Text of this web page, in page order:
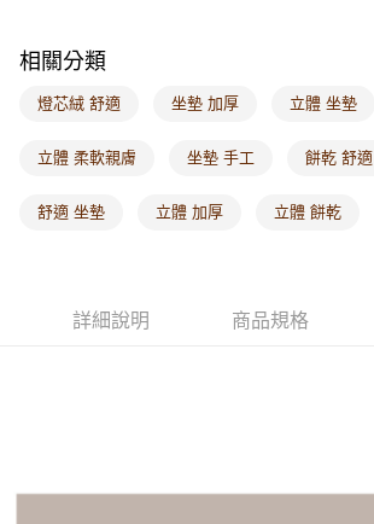
海外配送-歐美地區
相關分類
燈芯絨 舒適 坐墊 加厚 立體 坐墊
立體 柔軟親膚 坐墊 手工 餅乾 舒適
舒適 坐墊 立體 加厚 立體 餅乾
詳細說明 商品規格